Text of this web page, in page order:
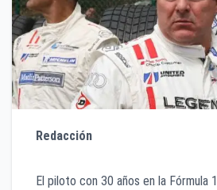
Redacción
El piloto con 30 años en la Fórmula